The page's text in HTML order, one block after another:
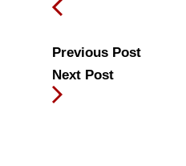
Previous Post
Next Post